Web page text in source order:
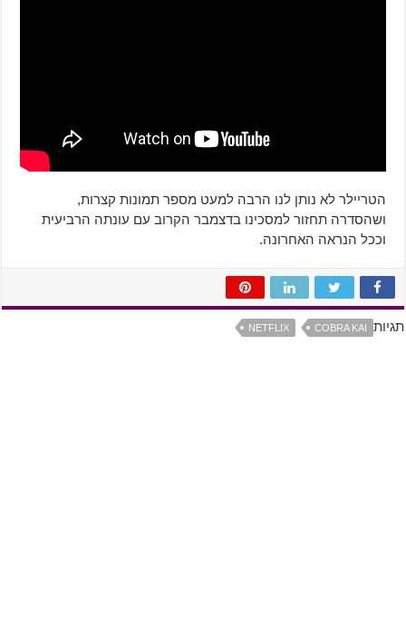
הטריילר לא נותן לנו הרבה למעט מספר תמונות קצרות,
ושהסדרה תחזור למסכינו בדצמבר הקרוב עם עונתה הרביעית
וככל הנראה האחרונה.
תגיות COBRA KAI
NETFLIX